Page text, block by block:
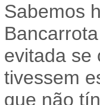
Sabemos
evitada se
tivessem
que não